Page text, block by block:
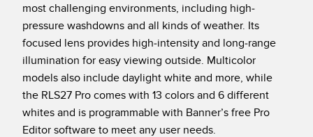
ACCESSORIES
액세서리
컨버터
most challenging environments, including high-
pressure washdowns and all kinds of weather. Its
focused lens provides high-intensity and long-range
illumination for easy viewing outside. Multicolor
models also include daylight white and more, while
the RLS27 Pro comes with 13 colors and 6 different
whites and is programmable with Banner’s free Pro
Editor software to meet any user needs.